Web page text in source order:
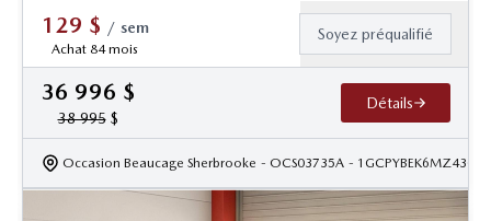
129 $ / sem
Achat 84 mois
Soyez préqualifié
36 996 $
38 995$
Détails
Occasion Beaucage Sherbrooke - OCS03735A -